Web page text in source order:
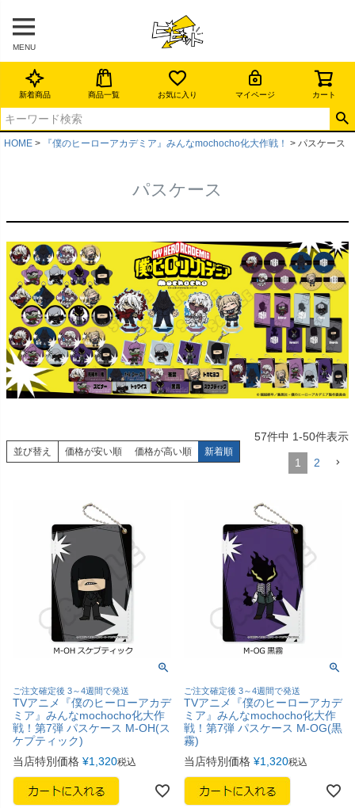
MENU
新着商品 商品一覧 お気に入り マイページ カート
HOME 『僕のヒーローアカデミア』みんなmochocho化大作戦！ パスケース
パスケース
並び替え 価格が安い順 価格が高い順 新着順
57件中 1-50件表示
1 2
ご注文確定後 3～4週間で発送
TVアニメ『僕のヒーローアカデ
ミア』みんなmochocho化大作
戦！第7弾 パスケース M-OH(ス
ケプティック)
当店特別価格 ¥1,320税込
ご注文確定後 3～4週間で発送
TVアニメ『僕のヒーローアカデ
ミア』みんなmochocho化大作
戦！第7弾 パスケース M-OG(黒
霧)
当店特別価格 ¥1,320税込